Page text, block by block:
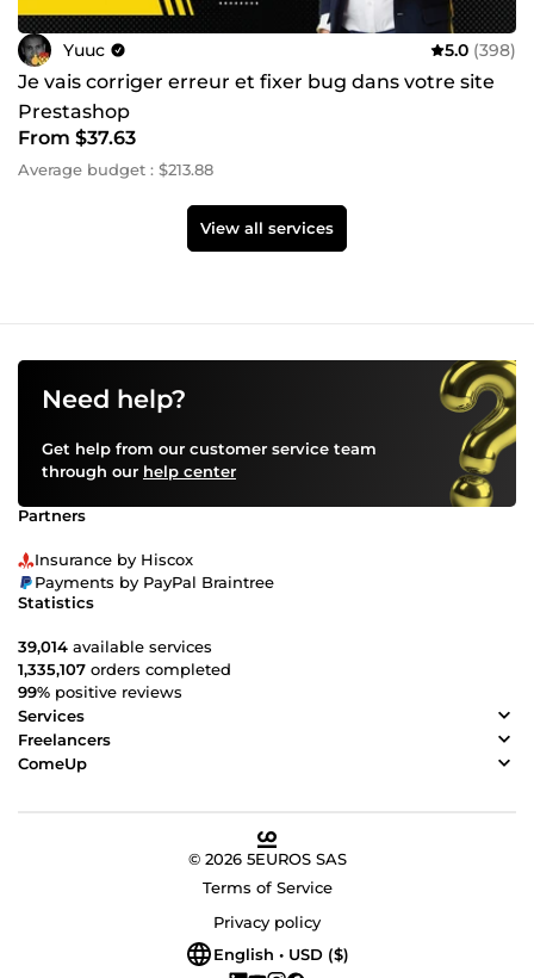
Yuuc 5.0 (398)
Je vais corriger erreur et fixer bug dans votre site
Prestashop
From $37.63
Average budget : $213.88
View all services
Need help?
Get help from our customer service team
through our help center
Partners
Insurance by Hiscox
Payments by PayPal Braintree
Statistics
39,014 available services
1,335,107 orders completed
99% positive reviews
Services
Freelancers
ComeUp
© 2026 5EUROS SAS
Terms of Service
Privacy policy
English • USD ($)